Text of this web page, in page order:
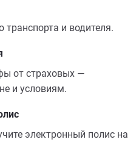
и водителя.
от страховых —
и условиям.
электронный полис на